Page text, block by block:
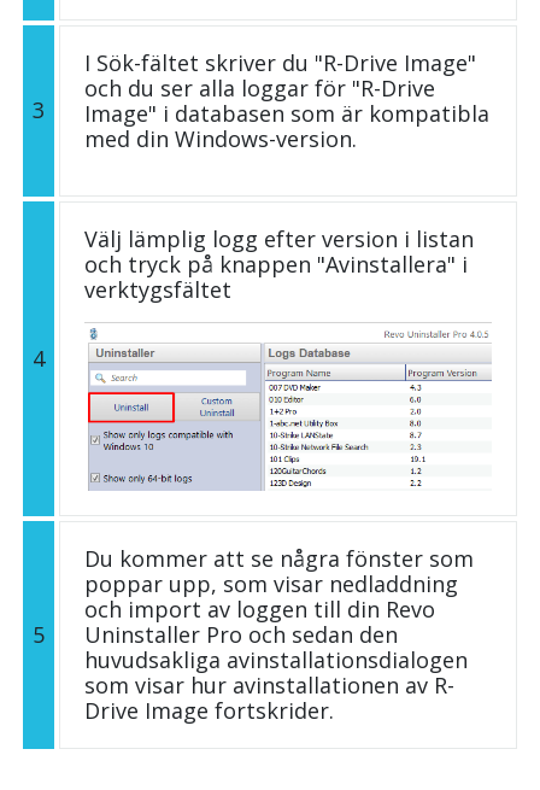
3
I Sök-fältet skriver du "R-Drive Image"
och du ser alla loggar för "R-Drive
Image" i databasen som är kompatibla
med din Windows-version.
4
Välj lämplig logg efter version i listan
och tryck på knappen "Avinstallera" i
verktygsfältet
5
Du kommer att se några fönster som
poppar upp, som visar nedladdning
och import av loggen till din Revo
Uninstaller Pro och sedan den
huvudsakliga avinstallationsdialogen
som visar hur avinstallationen av R-
Drive Image fortskrider.